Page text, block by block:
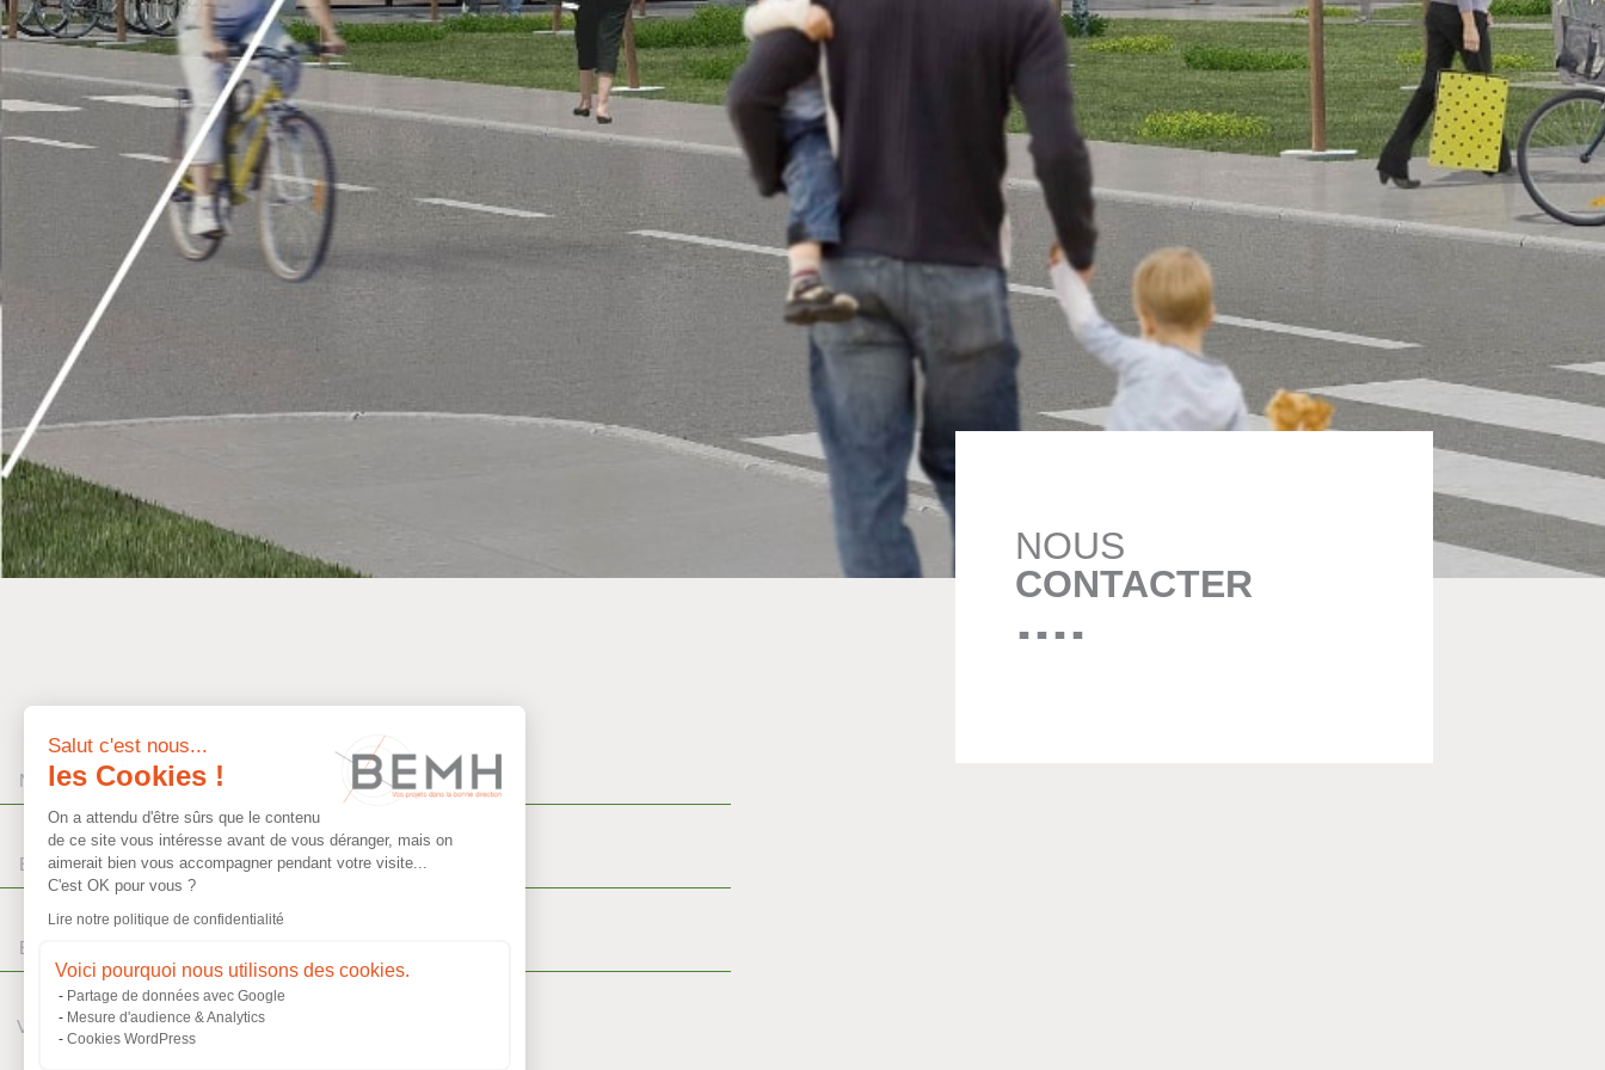
Salut c'est nous...
les Cookies !
On a attendu d'être sûrs que le contenu
de ce site vous intéresse avant de vous déranger, mais on
aimerait bien vous accompagner pendant votre visite...
C'est OK pour vous ?
Lire notre politique de confidentialité
Voici pourquoi nous utilisons des cookies.
Partage de données avec Google
Mesure d'audience & Analytics
Cookies WordPress
NOUS
CONTACTER